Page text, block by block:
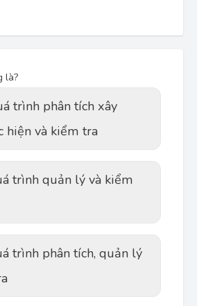
là?
trình phân tích xây
hiện và kiểm tra
trình quản lý và kiểm
trình phân tích, quản lý